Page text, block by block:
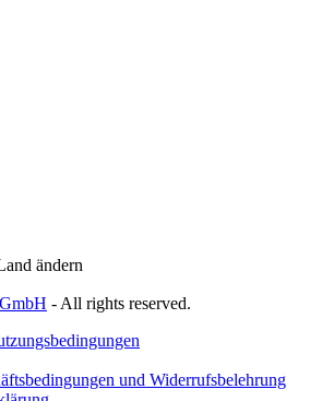
ändern
- All rights reserved.
und Widerrufsbelehrung